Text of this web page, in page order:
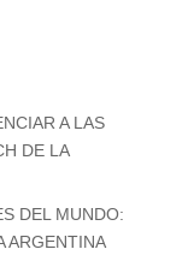
A LAS
DE LA
DEL MUNDO:
ARGENTINA